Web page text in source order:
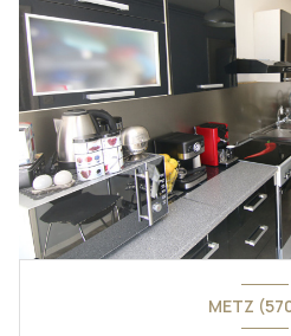
METZ